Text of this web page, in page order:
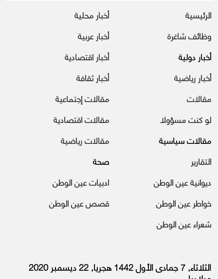
الرئيسية
أخبار محلية
وظائف شاغرة
أخبار عربية
أخبار دولية
أخبار اقتصادية
أخبار رياضية
أخبار ثقافة
مقالات
مقالات إجتماعية
لو كنت مسؤولا
مقالات اقتصادية
مقالات سياسية
مقالات رياضية
التقارير
صحة
ديوانية عين الوطن
ادبيات عين الوطن
خواطر عين الوطن
قصص عين الوطن
شعراء عين الوطن
الثلاثاء, 7 جمادى الأول 1442 هجريا, 22 ديسمبر 2020